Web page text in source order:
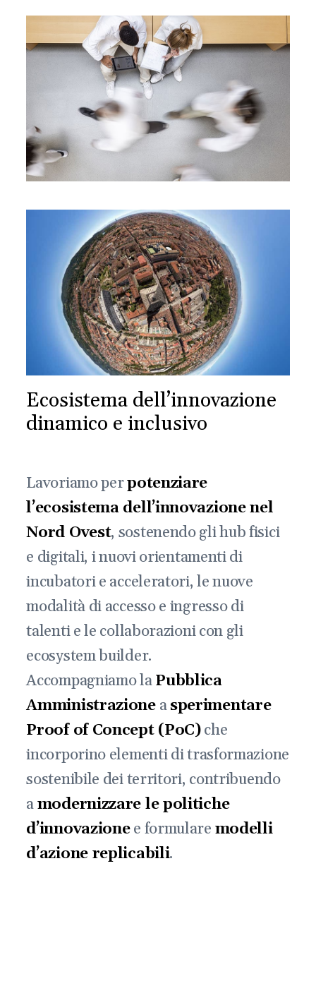
Ecosistema dell’innovazione
dinamico e inclusivo
Lavoriamo perpotenziare
l’ecosistema dell’innovazione nel
Nord Ovest, sostenendo gli hub fisici
e digitali, i nuovi orientamenti di
incubatori e acceleratori, le nuove
modalità di accesso e ingresso di
talenti e le collaborazioni con gli
ecosystem builder.
Accompagniamo laPubblica
Amministrazioneasperimentare
Proof of Concept (PoC)che
incorporino elementi di trasformazione
sostenibile dei territori, contribuendo
amodernizzare le politiche
d’innovazionee formulare modelli
d’azione replicabili.